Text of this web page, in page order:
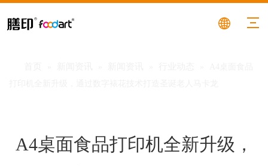
A4桌面食品打印机全新升级，